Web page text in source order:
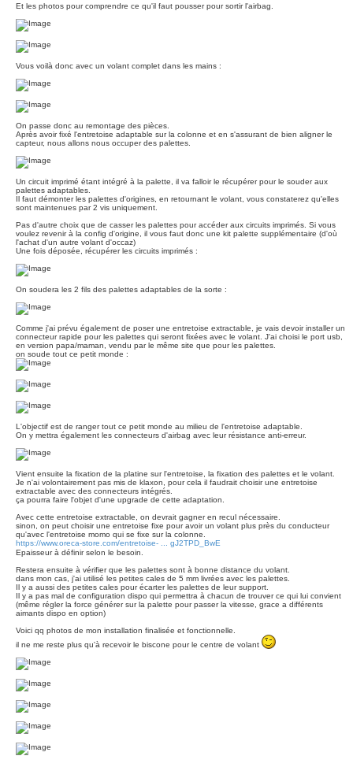
Et les photos pour comprendre ce qu'il faut pousser pour sortir l'airbag.
Vous voilà donc avec un volant complet dans les mains :
On passe donc au remontage des pièces.
Après avoir fixé l'entretoise adaptable sur la colonne et en s'assurant de bien aligner le
capteur, nous allons nous occuper des palettes.
Un circuit imprimé étant intégré à la palette, il va falloir le récupérer pour le souder aux
palettes adaptables.
Il faut démonter les palettes d'origines, en retournant le volant, vous constaterez qu'elles
sont maintenues par 2 vis uniquement.
Pas d'autre choix que de casser les palettes pour accéder aux circuits imprimés. Si vous
voulez revenir à la config d'origine, il vous faut donc une kit palette supplémentaire (d'où
l'achat d'un autre volant d'occaz)
Une fois déposée, récupérer les circuits imprimés :
On soudera les 2 fils des palettes adaptables de la sorte :
Comme j'ai prévu également de poser une entretoise extractable, je vais devoir installer un
connecteur rapide pour les palettes qui seront fixées avec le volant. J'ai choisi le port usb,
en version papa/maman, vendu par le même site que pour les palettes.
on soude tout ce petit monde :
L'objectif est de ranger tout ce petit monde au milieu de l'entretoise adaptable.
On y mettra également les connecteurs d'airbag avec leur résistance anti-erreur.
Vient ensuite la fixation de la platine sur l'entretoise, la fixation des palettes et le volant.
Je n'ai volontairement pas mis de klaxon, pour cela il faudrait choisir une entretoise
extractable avec des connecteurs intégrés.
ça pourra faire l'objet d'une upgrade de cette adaptation.
Avec cette entretoise extractable, on devrait gagner en recul nécessaire.
sinon, on peut choisir une entretoise fixe pour avoir un volant plus près du conducteur
qu'avec l'entretoise momo qui se fixe sur la colonne.
https://www.oreca-store.com/entretoise- ... gJ2TPD_BwE
Epaisseur à définir selon le besoin.
Restera ensuite à vérifier que les palettes sont à bonne distance du volant.
dans mon cas, j'ai utilisé les petites cales de 5 mm livrées avec les palettes.
Il y a aussi des petites cales pour écarter les palettes de leur support.
Il y a pas mal de configuration dispo qui permettra à chacun de trouver ce qui lui convient
(même régler la force générer sur la palette pour passer la vitesse, grace a différents
aimants dispo en option)
Voici qq photos de mon installation finalisée et fonctionnelle.
il ne me reste plus qu'à recevoir le biscone pour le centre de volant